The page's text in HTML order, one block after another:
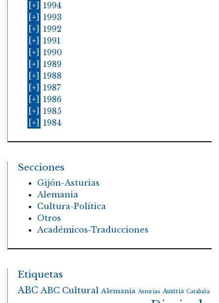
[+]
1994
[+]
1993
[+]
1992
[+]
1991
[+]
1990
[+]
1989
[+]
1988
[+]
1987
[+]
1986
[+]
1985
[+]
1984
Secciones
Gijón-Asturias
Alemania
Cultura-Política
Otros
Académicos-Traducciones
Etiquetas
ABC ABC Cultural Alemania Asturias Austria Cataluña